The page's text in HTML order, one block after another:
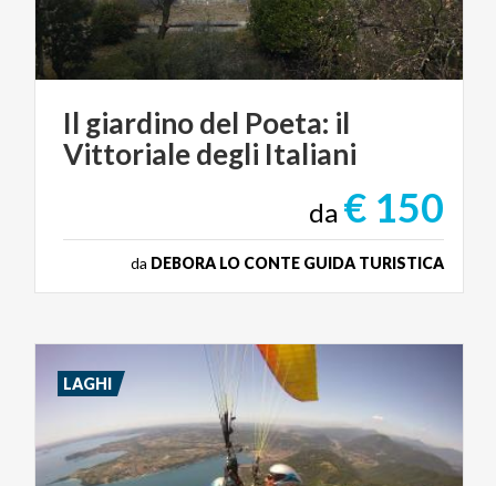
Il giardinodel Poeta: il
Vittorialedegli Italiani
da € 150
da DEBORA LO CONTE GUIDA TURISTICA
LAGHI